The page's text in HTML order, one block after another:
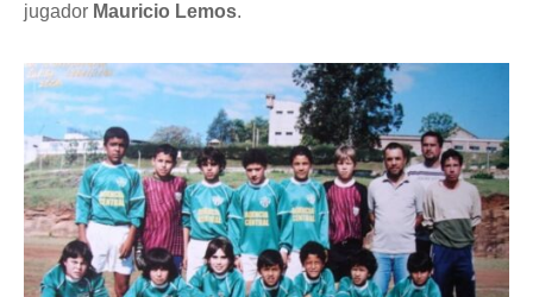
jugador Mauricio Lemos.